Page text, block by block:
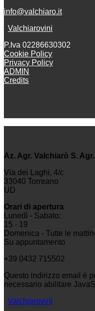
info@valchiaro.it
Valchiarovini
P.Iva 02286630302
Cookie Policy
Privacy Policy
ADMIN
Credits
Az. Agr. Valchiarò S. Agr.
Via dei Laghi, 4/c
33040 Torreano
UD
Orari di apertura
Lunedì - Sabato:
15 - 19
Domenica - Tutte le
Su appuntamento
+39 0432 715502
Questo indirizzo email è
necessario abilitare
Valchiarovini